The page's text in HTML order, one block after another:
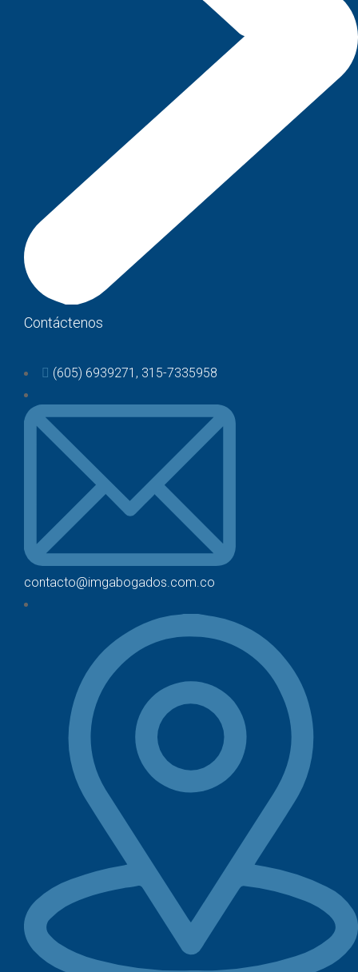
Contáctenos
(605) 6939271, 315-7335958
contacto@imgabogados.com.co